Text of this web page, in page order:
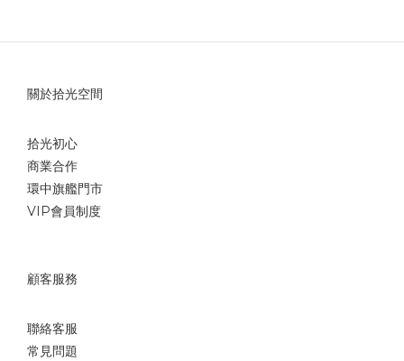
關於拾光空間
拾光初心
商業合作
環中旗艦門市
VIP會員制度
顧客服務
聯絡客服
常見問題